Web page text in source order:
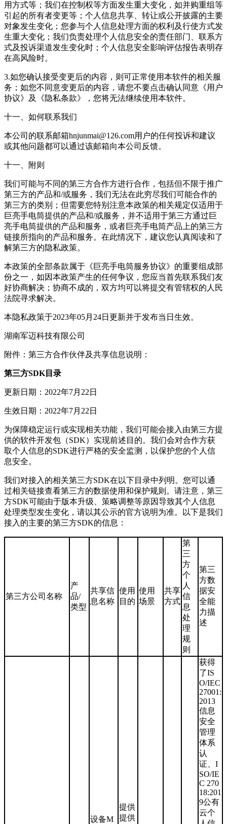
用方式等；我们在控制权等方面发生重大变化，如并购重组等
引起的所有者变更等；个人信息共享、转让或公开披露的主要
对象发生变化；您参与个人信息处理方面的权利及行使方式发
生重大变化；我们负责处理个人信息安全的责任部门、联系方
式及投诉渠道发生变化时；个人信息安全影响评估报告表明存
在高风险时。
3.如您确认接受变更后的内容，则可正常使用本软件的相关服
务；如您不同意变更后的内容，请您不要点击确认同意《用户
协议》及《隐私条款》，您将无法继续使用本软件。
十一、如何联系我们
本公司的联系邮箱hnjunmai@126.com用户的任何投诉和建议
或其他问题都可以通过该邮箱向本公司反馈。
十一、附则
我们可能与不同的第三方合作方进行合作，包括但不限于推广
第三方的产品和/或服务，我们无法在此穷尽我们可能合作的
第三方的类别；但需要您特别注意本政策的相关规定仅适用于
巨亮手电筒提供的产品和/或服务，并不适用于第三方通过巨
亮手电筒提供的产品和服务，或者巨亮手电筒产品上的第三方
链接所指向的产品和服务。在此情况下，建议您认真阅读和了
解第三方的隐私政策。
本政策的全部条款属于《巨亮手电筒服务协议》的重要组成部
份之一，如因本政策产生的任何争议，您应当首先联系我们友
好协商解决；协商不成的，双方均可以将提交有管辖权的人民
法院寻求解决。
本隐私政策于2023年05月24日更新并于发布当日生效。
湖南军迈科技有限公司
附件：第三方合作伙伴及共享信息说明：
第三方SDK目录
更新日期：2022年7月22日
生效日期：2022年7月22日
为保障稳定运行或实现相关功能，我们可能会接入由第三方提
供的软件开发包（SDK）实现前述目的。我们会对合作方获
取个人信息的SDK进行严格的安全监测，以保护您的个人信
息安全。
我们对接入的相关第三方SDK在以下目录中列明。您可以通
过相关链接查看第三方的数据使用和保护规则。请注意，第三
方SDK可能由于版本升级、策略调整等原因导致其个人信息
处理类型发生变化，请以其公示的官方说明为准。以下是我们
接入的主要的第三方SDK的信息：
第三方公司名称
产
品/
类型
共享信
息名称
使用
目的
使用
场景
共享
方式
第
三
方
个
人
信
息
处
理
规
则
第三
方数
据安
全能
力描
述
设备M
提供
提供
获得
了IS
O/IEC
27001:
2013
信息
安全
管理
体系
认
证、I
SO/IE
C 270
18:201
9公有
云个